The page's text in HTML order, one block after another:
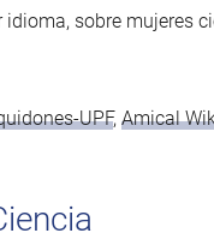
sobre mujeres
UPF, Amical